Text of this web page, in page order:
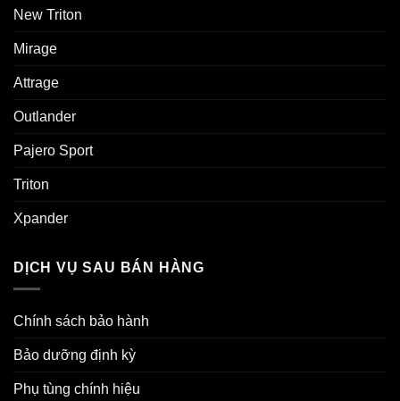
New Triton
Mirage
Attrage
Outlander
Pajero Sport
Triton
Xpander
DỊCH VỤ SAU BÁN HÀNG
Chính sách bảo hành
Bảo dưỡng định kỳ
Phụ tùng chính hiệu